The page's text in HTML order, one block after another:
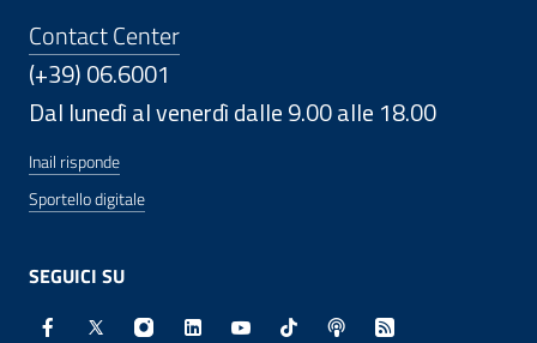
Contact Center
(+39) 06.6001
Dal lunedì al venerdì dalle 9.00 alle 18.00
Inail risponde
Sportello digitale
SEGUICI SU